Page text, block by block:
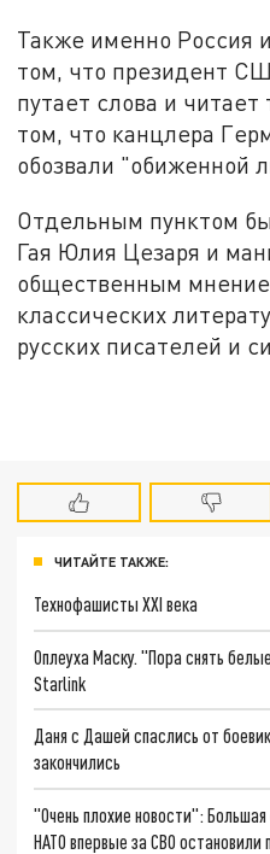
Также именно Россия
том, что президент
путает слова и
том, что канцлера
обозвали "обиженной
Отдельным пунктом
Гая Юлия Цезаря и
общественным
классических
русских писателей и
ЧИТАЙТЕ ТАКЖЕ:
Технофашисты XXI века
Оплеуха Маску. "Пора снять
Starlink
Даня с Дашей спаслись от
закончились
"Очень плохие новости":
НАТО впервые за СВО